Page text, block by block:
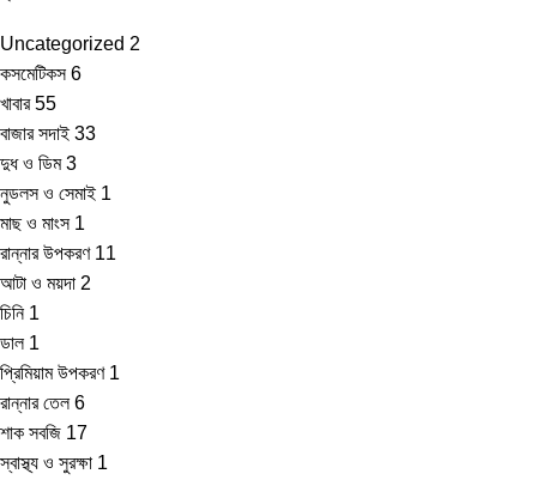
Uncategorized 2
কসমেটিকস 6
খাবার 55
বাজার সদাই 33
দুধ ও ডিম 3
নুডলস ও সেমাই 1
মাছ ও মাংস 1
রান্নার উপকরণ 11
আটা ও ময়দা 2
চিনি 1
ডাল 1
প্রিমিয়াম উপকরণ 1
রান্নার তেল 6
শাক সবজি 17
স্বাস্থ্য ও সুরক্ষা 1